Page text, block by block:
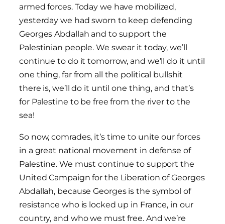
armed forces. Today we have mobilized,
yesterday we had sworn to keep defending
Georges Abdallah and to support the
Palestinian people. We swear it today, we’ll
continue to do it tomorrow, and we’ll do it until
one thing, far from all the political bullshit
there is, we’ll do it until one thing, and that’s
for Palestine to be free from the river to the
sea!
So now, comrades, it’s time to unite our forces
in a great national movement in defense of
Palestine. We must continue to support the
United Campaign for the Liberation of Georges
Abdallah, because Georges is the symbol of
resistance who is locked up in France, in our
country, and who we must free. And we’re